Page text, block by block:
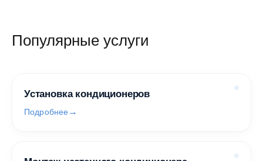
Популярные услуги
Установка кондиционеров
Подробнее